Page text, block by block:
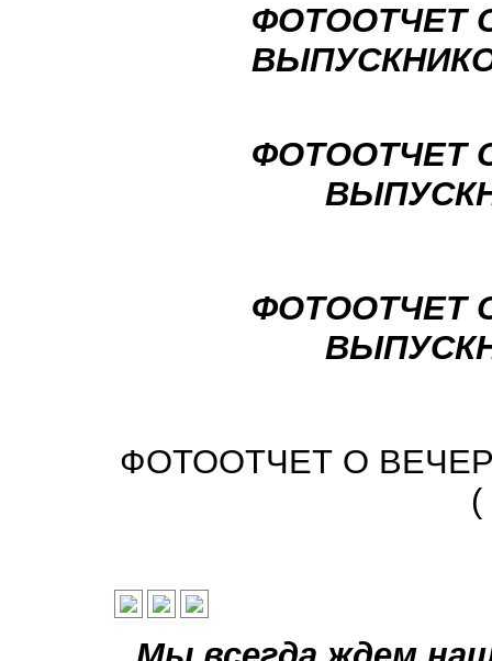
ФОТООТЧЕТ
ФОТООТЧЕТ
ФОТООТЧЕТ
ФОТООТЧЕТ О
(